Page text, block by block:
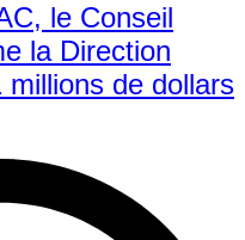
le Conseil
la Direction
millions de dollars